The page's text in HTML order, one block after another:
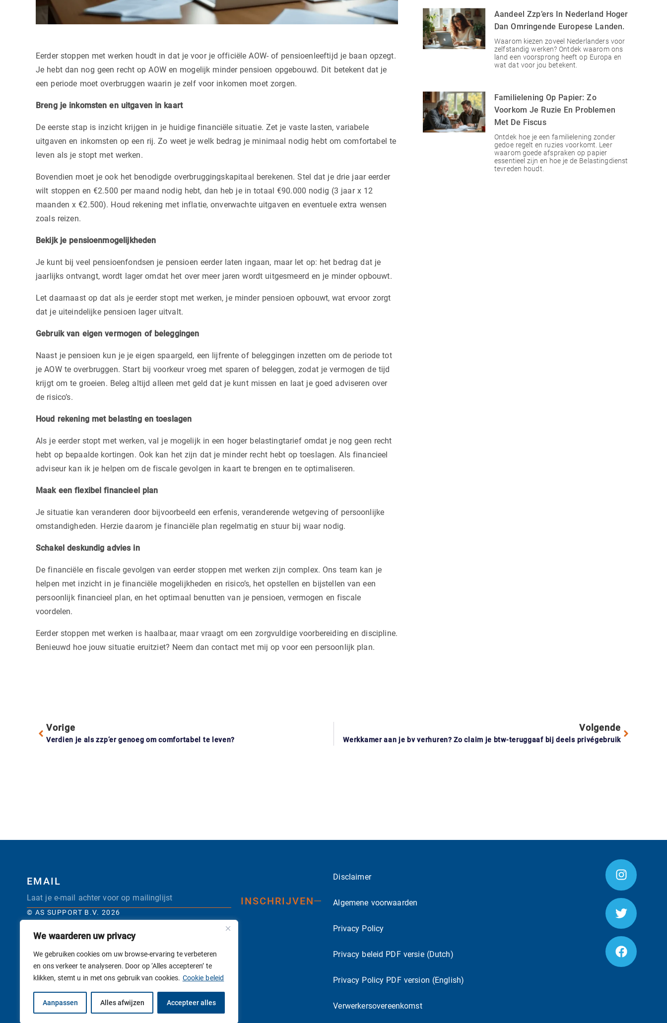
We waarderen uw privacy
We gebruiken cookies om uw browse-ervaring te verbeteren
en ons verkeer te analyseren. Door op ‘Alles accepteren’ te
klikken, stemt u in met ons gebruik van cookies. Cookie beleid
Aanpassen Alles afwijzen Accepteer alles
Eerder stoppen met werken houdt in dat je voor je officiële AOW- of pensioenleeftijd je baan opzegt.
Je hebt dan nog geen recht op AOW en mogelijk minder pensioen opgebouwd. Dit betekent dat je
een periode moet overbruggen waarin je zelf voor inkomen moet zorgen.
Breng je inkomsten en uitgaven in kaart
De eerste stap is inzicht krijgen in je huidige financiële situatie. Zet je vaste lasten, variabele
uitgaven en inkomsten op een rij. Zo weet je welk bedrag je minimaal nodig hebt om comfortabel te
leven als je stopt met werken.
Bovendien moet je ook het benodigde overbruggingskapitaal berekenen. Stel dat je drie jaar eerder
wilt stoppen en €2.500 per maand nodig hebt, dan heb je in totaal €90.000 nodig (3 jaar x 12
maanden x €2.500). Houd rekening met inflatie, onverwachte uitgaven en eventuele extra wensen
zoals reizen.
Bekijk je pensioenmogelijkheden
Je kunt bij veel pensioenfondsen je pensioen eerder laten ingaan, maar let op: het bedrag dat je
jaarlijks ontvangt, wordt lager omdat het over meer jaren wordt uitgesmeerd en je minder opbouwt.
Let daarnaast op dat als je eerder stopt met werken, je minder pensioen opbouwt, wat ervoor zorgt
dat je uiteindelijke pensioen lager uitvalt.
Gebruik van eigen vermogen of beleggingen
Naast je pensioen kun je je eigen spaargeld, een lijfrente of beleggingen inzetten om de periode tot
je AOW te overbruggen. Start bij voorkeur vroeg met sparen of beleggen, zodat je vermogen de tijd
krijgt om te groeien. Beleg altijd alleen met geld dat je kunt missen en laat je goed adviseren over
de risico’s.
Houd rekening met belasting en toeslagen
Als je eerder stopt met werken, val je mogelijk in een hoger belastingtarief omdat je nog geen recht
hebt op bepaalde kortingen. Ook kan het zijn dat je minder recht hebt op toeslagen. Als financieel
adviseur kan ik je helpen om de fiscale gevolgen in kaart te brengen en te optimaliseren.
Maak een flexibel financieel plan
Je situatie kan veranderen door bijvoorbeeld een erfenis, veranderende wetgeving of persoonlijke
omstandigheden. Herzie daarom je financiële plan regelmatig en stuur bij waar nodig.
Schakel deskundig advies in
De financiële en fiscale gevolgen van eerder stoppen met werken zijn complex. Ons team kan je
helpen met inzicht in je financiële mogelijkheden en risico’s, het opstellen en bijstellen van een
persoonlijk financieel plan, en het optimaal benutten van je pensioen, vermogen en fiscale
voordelen.
Eerder stoppen met werken is haalbaar, maar vraagt om een zorgvuldige voorbereiding en discipline.
Benieuwd hoe jouw situatie eruitziet? Neem dan contact met mij op voor een persoonlijk plan.
Aandeel Zzp’ers In Nederland Hoger
Dan Omringende Europese Landen.
Waarom kiezen zoveel Nederlanders voor
zelfstandig werken? Ontdek waarom ons
land een voorsprong heeft op Europa en
wat dat voor jou betekent.
Familielening Op Papier: Zo
Voorkom Je Ruzie En Problemen
Met De Fiscus
Ontdek hoe je een familielening zonder
gedoe regelt en ruzies voorkomt. Leer
waarom goede afspraken op papier
essentieel zijn en hoe je de Belastingdienst
tevreden houdt.
Vorige
Verdien je als zzp’er genoeg om comfortabel te leven?
Volgende
Werkkamer aan je bv verhuren? Zo claim je btw-teruggaaf bij deels privégebruik
EMAIL
INSCHRIJVEN
© AS SUPPORT B.V. 2026
Disclaimer
Algemene voorwaarden
Privacy Policy
Privacy beleid PDF versie (Dutch)
Privacy Policy PDF version (English)
Verwerkersovereenkomst